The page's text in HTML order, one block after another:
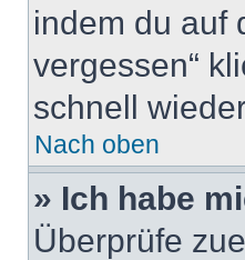
indem du auf
vergessen“
schnell
Nach oben
» Ich habe
Überprüfe